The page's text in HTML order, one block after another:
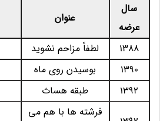
سال
عرضه
عنوان
1388 لطفاً مزاحم نشوید
1390
بوسیدن روی ماه
1392
طبقه هساث
فرشته ها با هم می